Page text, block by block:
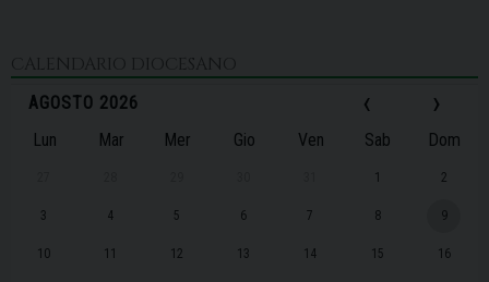
CALENDARIO DIOCESANO
‹
AGOSTO 2026 ›
Lun Mar Mer Gio Ven Sab Dom
1 2
3 4 5 6 7 8 9
10 11 12 13 14 15 16